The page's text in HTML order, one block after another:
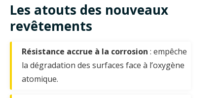
Les atouts des nouveaux
revêtements
Résistance accrue à la corrosion : empêche
la dégradation des surfaces face à l’oxygène
atomique.